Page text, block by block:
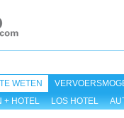
WETEN
+ HOTEL LOS HOTEL